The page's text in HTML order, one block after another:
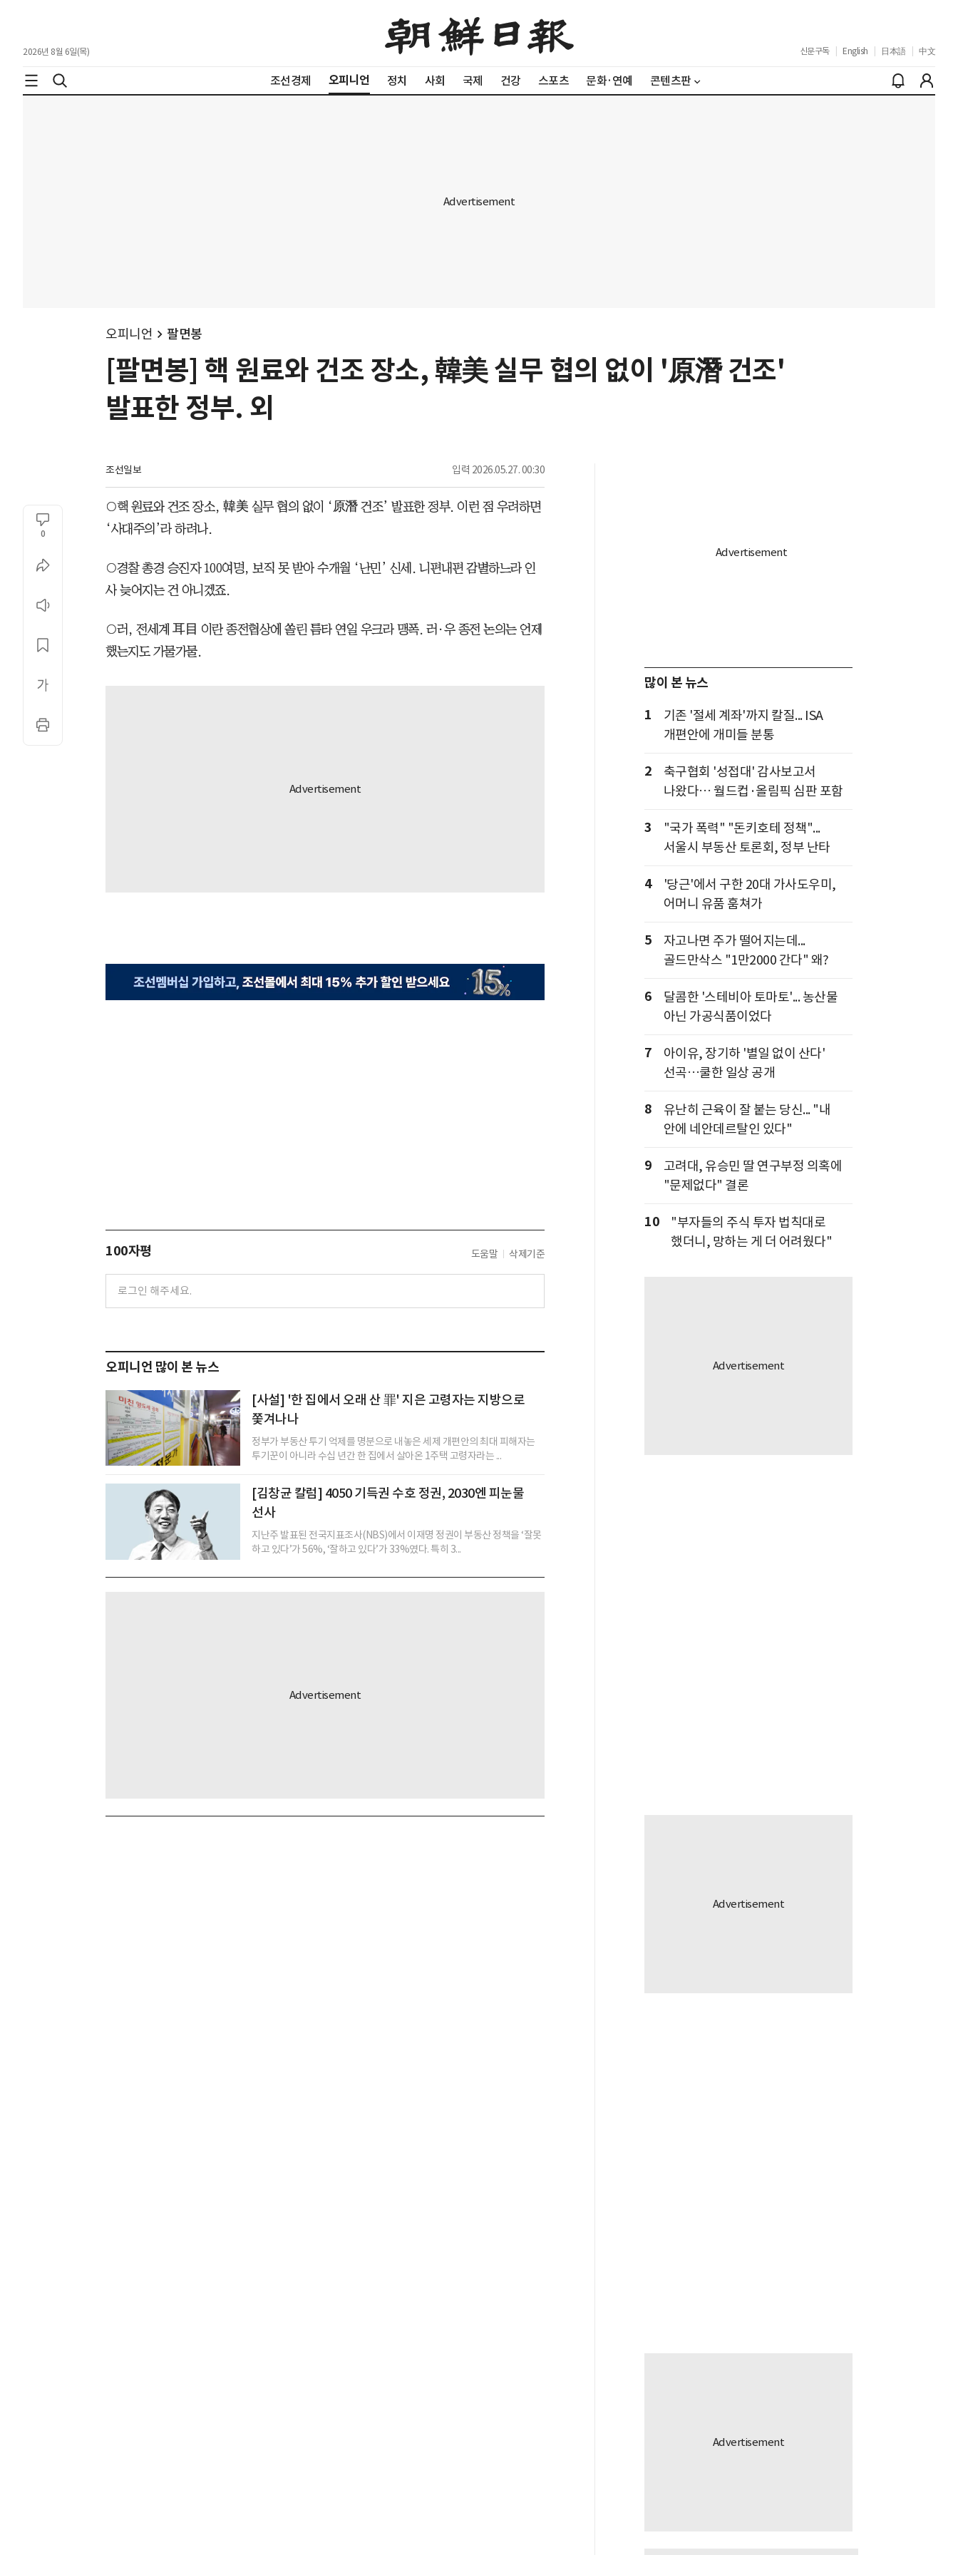
2026년 8월 6일(목) 신문구독 English 日本語 中文
조선경제 오피니언 정치 사회 국제 건강 스포츠 문화·연예 콘텐츠판
오피니언 팔면봉
[팔면봉] 핵 원료와 건조 장소, 韓美 실무 협의 없이 '原潛 건조'
발표한 정부. 외
조선일보 입력 2026.05.27. 00:30
0
○핵 원료와 건조 장소, 韓美 실무 협의 없이 ‘原潛 건조’ 발표한 정부. 이런 점 우려하면
‘사대주의’라 하려나.
○경찰 총경 승진자 100여명, 보직 못 받아 수개월 ‘난민’ 신세. 니편내편 감별하느라 인
사 늦어지는 건 아니겠죠.
○러, 전세계 耳目 이란 종전협상에 쏠린 틈타 연일 우크라 맹폭. 러·우 종전 논의는 언제
했는지도 가물가물.
100자평 도움말 삭제기준
오피니언 많이 본 뉴스
[사설] '한 집에서 오래 산 罪' 지은 고령자는 지방으로
쫓겨나나
정부가 부동산 투기 억제를 명분으로 내놓은 세제 개편안의 최대 피해자는
투기꾼이 아니라 수십 년간 한 집에서 살아온 1주택 고령자라는 ...
[김창균 칼럼] 4050 기득권 수호 정권, 2030엔 피눈물
선사
지난주 발표된 전국지표조사(NBS)에서 이재명 정권이 부동산 정책을 ‘잘못
하고 있다’가 56%, ‘잘하고 있다’가 33%였다. 특히 3...
많이 본 뉴스
1
기존 '절세 계좌'까지 칼질... ISA
개편안에 개미들 분통
2
축구협회 '성접대' 감사보고서
나왔다… 월드컵·올림픽 심판 포함
3
"국가 폭력" "돈키호테 정책"...
서울시 부동산 토론회, 정부 난타
4
'당근'에서 구한 20대 가사도우미,
어머니 유품 훔쳐가
5
자고나면 주가 떨어지는데...
골드만삭스 "1만2000 간다" 왜?
6
달콤한 '스테비아 토마토'... 농산물
아닌 가공식품이었다
7
아이유, 장기하 '별일 없이 산다'
선곡…쿨한 일상 공개
8
유난히 근육이 잘 붙는 당신... "내
안에 네안데르탈인 있다"
9
고려대, 유승민 딸 연구부정 의혹에
"문제없다" 결론
10
"부자들의 주식 투자 법칙대로
했더니, 망하는 게 더 어려웠다"